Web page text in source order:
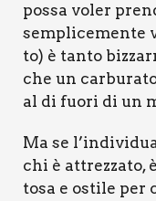
pos­sa voler
sem­pli­ce­men­te
to) è tan­to
che un
al di fuo­ri di un
Ma se
chi è attrez­za­to,
to­sa e osti­le per